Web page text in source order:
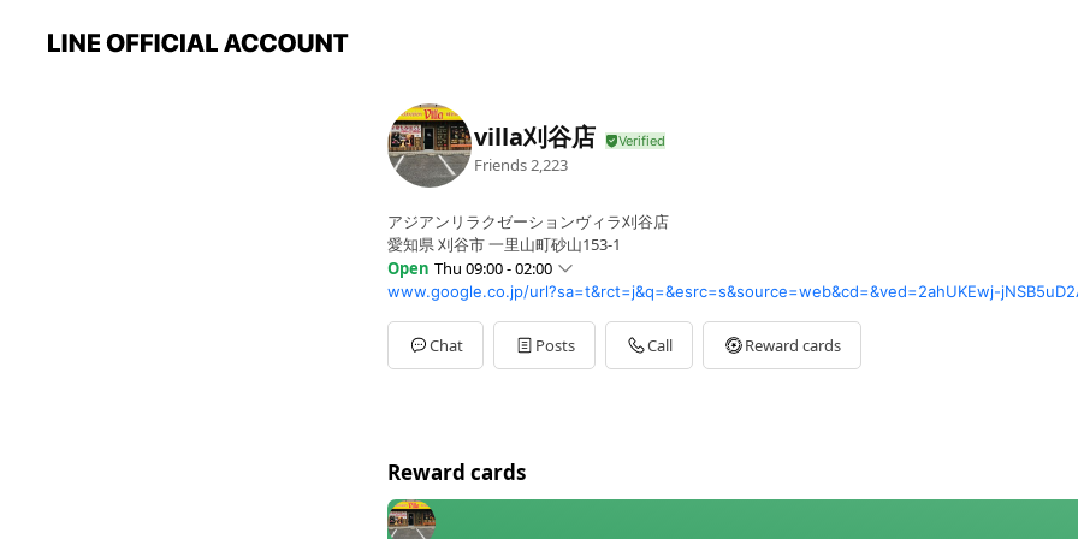
villa刈谷店
Friends 2,223
アジアンリラクゼーションヴィラ刈谷店
愛知県 刈谷市 一里山町砂山153-1
Open Thu 09:00 - 02:00
Sun09:00 - 02:00
Mon09:00 - 02:00
Tue09:00 - 02:00
WedClosed
Chat Posts Call Reward cards
Reward cards